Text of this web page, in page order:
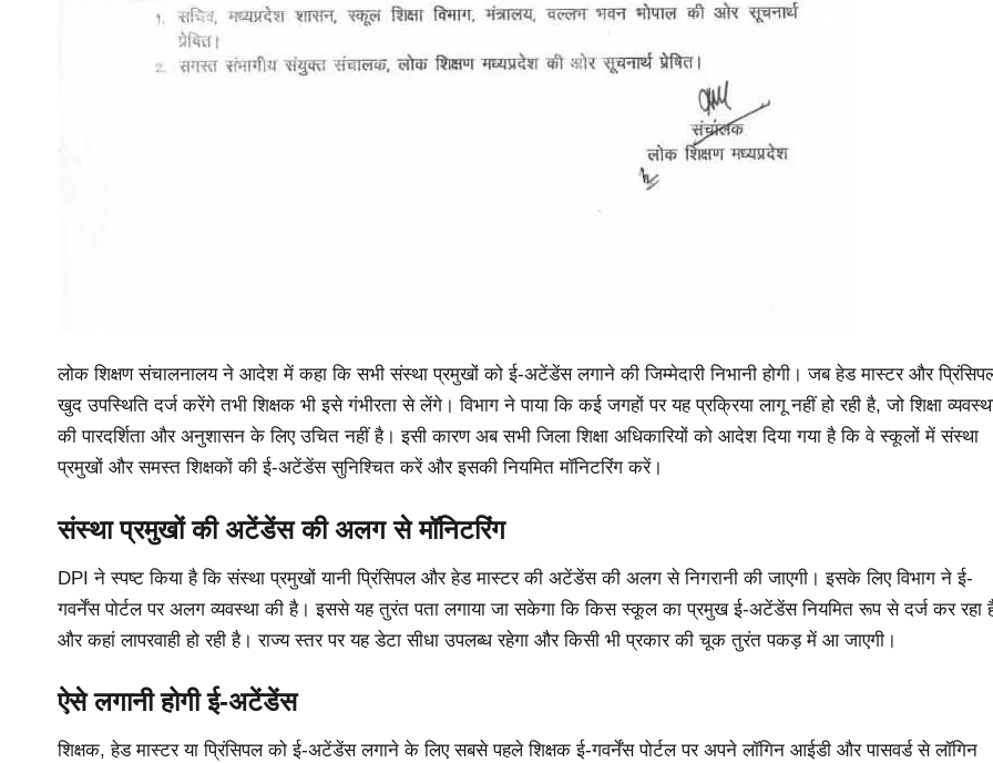
लोक शिक्षण संचालनालय ने आदेश में कहा कि सभी संस्था प्रमुखों को ई-अटेंडेंस लगाने की जिम्मेदारी निभानी होगी। जब हेड मास्टर और
खुद उपस्थिति दर्ज करेंगे तभी शिक्षक भी इसे गंभीरता से लेंगे। विभाग ने पाया कि कई जगहों पर यह प्रक्रिया लागू नहीं हो रही है, जो शिक्षा
की पारदर्शिता और अनुशासन के लिए उचित नहीं है। इसी कारण अब सभी जिला शिक्षा अधिकारियों को आदेश दिया गया है कि वे स्कूलों में संस्था
प्रमुखों और समस्त शिक्षकों की ई-अटेंडेंस सुनिश्चित करें और इसकी नियमित मॉनिटरिंग करें।
संस्था प्रमुखों की अटेंडेंस की अलग से मॉनिटरिंग
DPI ने स्पष्ट किया है कि संस्था प्रमुखों यानी प्रिंसिपल और हेड मास्टर की अटेंडेंस की अलग से निगरानी की जाएगी। इसके लिए विभाग ने ई-
गवर्नेंस पोर्टल पर अलग व्यवस्था की है। इससे यह तुरंत पता लगाया जा सकेगा कि किस स्कूल का प्रमुख ई-अटेंडेंस नियमित रूप से दर्ज कर रहा
और कहां लापरवाही हो रही है। राज्य स्तर पर यह डेटा सीधा उपलब्ध रहेगा और किसी भी प्रकार की चूक तुरंत पकड़ में आ जाएगी।
ऐसे लगानी होगी ई-अटेंडेंस
शिक्षक, हेड मास्टर या प्रिंसिपल को ई-अटेंडेंस लगाने के लिए सबसे पहले शिक्षक ई-गवर्नेंस पोर्टल पर अपने लॉगिन आईडी और पासवर्ड से लॉगिन